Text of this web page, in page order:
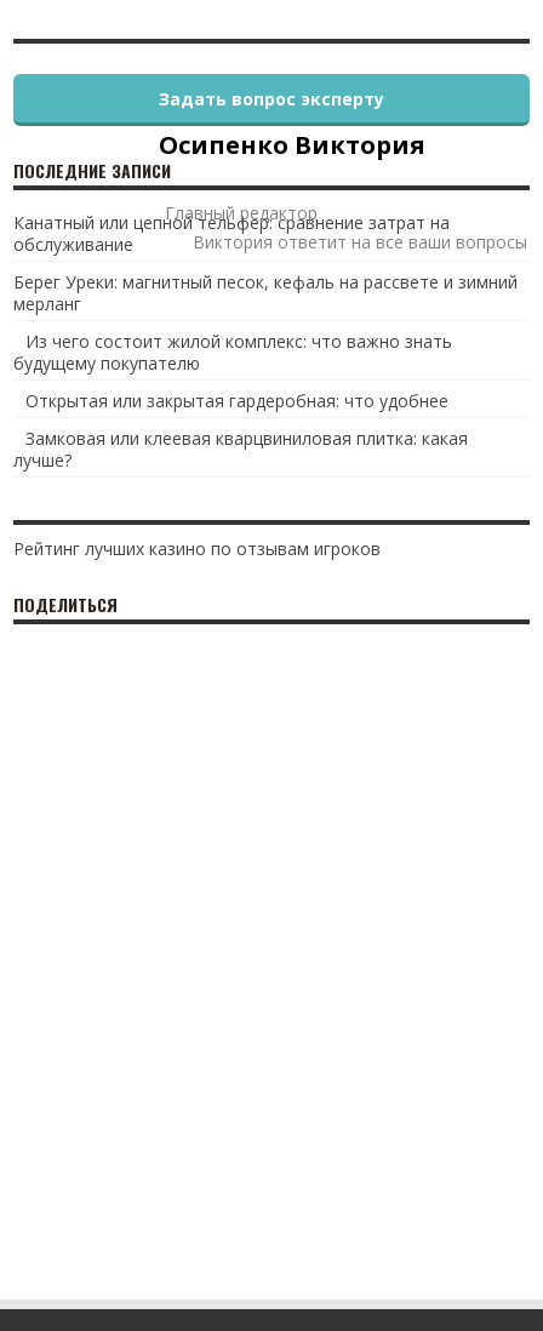
Осипенко Виктория
Главный редактор
Виктория ответит на все ваши вопросы
Задать вопрос эксперту
ПОСЛЕДНИЕ ЗАПИСИ
Канатный или цепной тельфер: сравнение затрат на
обслуживание
Берег Уреки: магнитный песок, кефаль на рассвете и зимний
мерланг
Из чего состоит жилой комплекс: что важно знать
будущему покупателю
Открытая или закрытая гардеробная: что удобнее
Замковая или клеевая кварцвиниловая плитка: какая
лучше?
Рейтинг лучших казино по отзывам игроков
ПОДЕЛИТЬСЯ